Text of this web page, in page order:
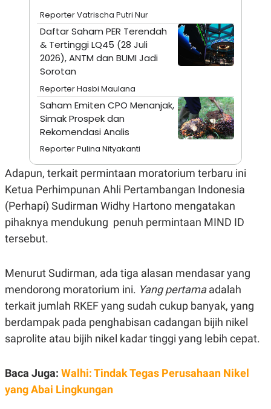
A
I
KANAL
S
T
D
T
A
E
S
T
A
N
S
U
Reporter Vatrischa Putri Nur
Daftar Saham PER Terendah
& Tertinggi LQ45 (28 Juli
2026), ANTM dan BUMI Jadi
Sorotan
Reporter Hasbi Maulana
Saham Emiten CPO Menanjak,
Simak Prospek dan
Rekomendasi Analis
Reporter Pulina Nityakanti
Adapun, terkait permintaan moratorium terbaru ini
Ketua Perhimpunan Ahli Pertambangan Indonesia
(Perhapi) Sudirman Widhy Hartono mengatakan
pihaknya mendukung penuh permintaan MIND ID
tersebut.
Menurut Sudirman, ada tiga alasan mendasar yang
mendorong moratorium ini. Yang pertamaadalah
terkait jumlah RKEF yang sudah cukup banyak, yang
berdampak pada penghabisan cadangan bijih nikel
saprolite atau bijih nikel kadar tinggi yang lebih cepat.
Baca Juga: Walhi: Tindak Tegas Perusahaan Nikel
yang Abai Lingkungan